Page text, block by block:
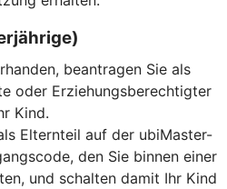
beantragen Sie als
oder Erziehungsberechtigter
Kind.
Elternteil auf der ubiMaster-
den Sie binnen einer
und schalten damit Ihr Kind